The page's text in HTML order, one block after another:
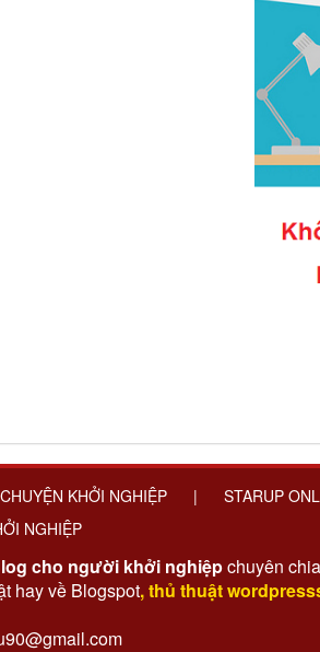
CHUYỆN KHỞI NGHIỆP |
STARUP
NGHIỆP
cho người khởi nghiệpchuyên
hay về Blogspot,thủ thuật